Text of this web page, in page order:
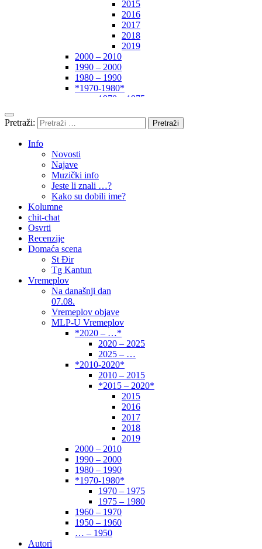
2015
2016
2017
2018
2019
2000 – 2010
1990 – 2000
1980 – 1990
*1970-1980*
1970 – 1975
1960 – 1970
1950 – 1960
Autori
Pretraži:
Info
Novosti
Najave
Muzički info
Jeste li znali …?
Kako su dobili ime?
Kolumne
chit-chat
Osvrti
Recenzije
Domaća scena
St Đir
Tg Kantun
Vremeplov
Na današnji dan
07.08.
Vremeplov objave
MLP-U Vremeplov
*2020 – …*
2020 – 2025
2025 – …
*2010-2020*
2010 – 2015
*2015 – 2020*
2015
2016
2017
2018
2019
2000 – 2010
1990 – 2000
1980 – 1990
*1970-1980*
1970 – 1975
1975 – 1980
1960 – 1970
1950 – 1960
… – 1950
Autori